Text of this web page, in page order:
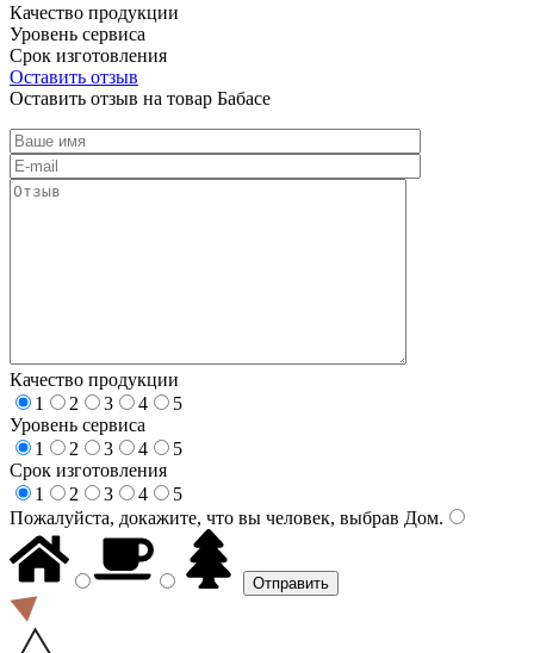
Качество продукции
Уровень сервиса
Срок изготовления
Оставить отзыв
Оставить отзыв на товар Бабасе
Качество продукции
1
2 3 4
5
Уровень сервиса
1
2 3 4
5
Срок изготовления
1
2 3 4
5
Пожалуйста, докажите, что вы человек, выбрав Дом.